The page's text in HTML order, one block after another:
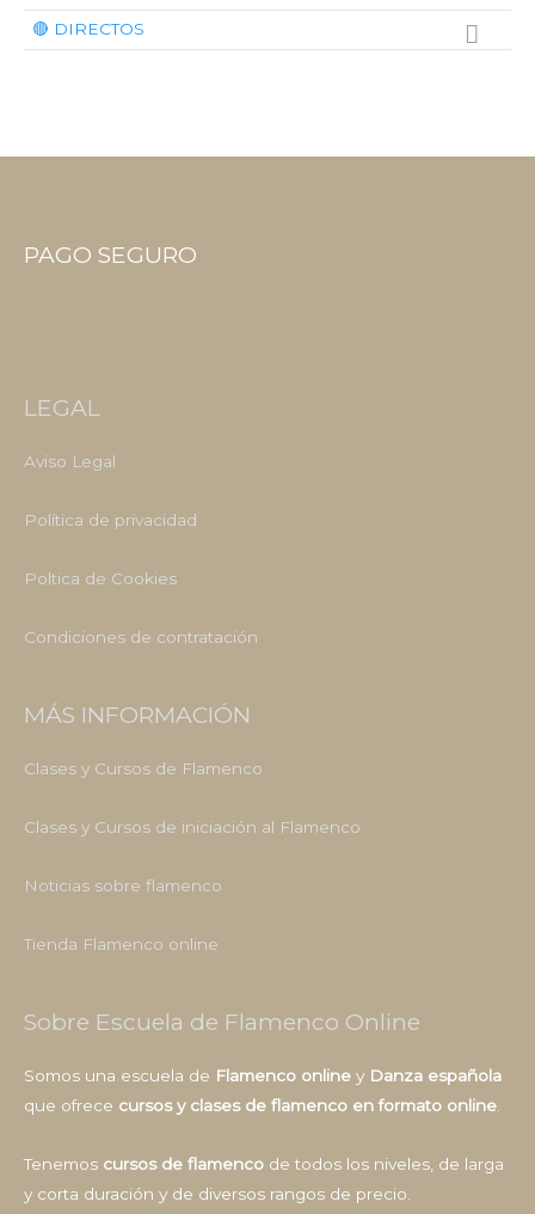
🔴 DIRECTOS
PAGO SEGURO
LEGAL
Aviso Legal
Política de privacidad
Poltica de Cookies
Condiciones de contratación
MÁS INFORMACIÓN
Clases y Cursos de Flamenco
Clases y Cursos de iniciación al Flamenco
Noticias sobre flamenco
Tienda Flamenco online
Sobre Escuela de Flamenco Online
Somos una escuela de Flamenco online y Danza española
que ofrece cursos y clases de flamenco en formato online.
Tenemos cursos de flamenco de todos los niveles, de larga
y corta duración y de diversos rangos de precio.